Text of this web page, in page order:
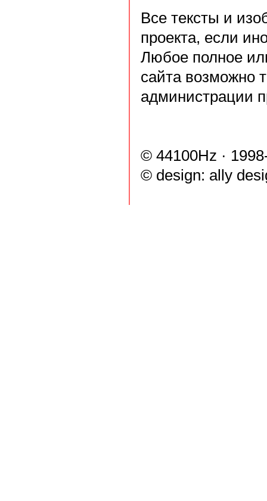
Все тексты и
проекта, если
Любое полное
сайта возможно
администрации
© 44100Hz ·
© design: ally